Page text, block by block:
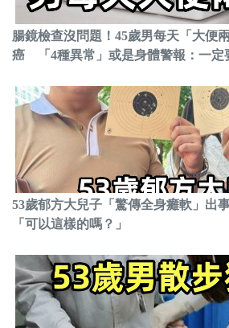
腸鏡檢查沒問題！45歲男每天「大便
癌 「4種異常」或是身體警報：一定
53歲郁方大兒子「驚傳全身癱軟」出
「可以這樣的嗎？」